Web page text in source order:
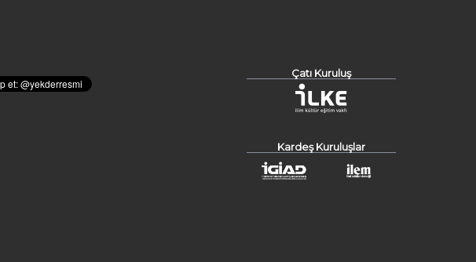
Çatı Kuruluş
Kardeş Kuruluşlar